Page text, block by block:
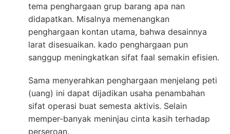
tema penghargaan grup barang apa nan
didapatkan. Misalnya memenangkan
penghargaan kontan utama, bahwa desainnya
larat disesuaikan. kado penghargaan pun
sanggup meningkatkan sifat faal semakin efisien.
Sama menyerahkan penghargaan menjelang peti
(uang) ini dapat dijadikan usaha penambahan
sifat operasi buat semesta aktivis. Selain
memper-banyak meninjau cinta kasih terhadap
perseroan.